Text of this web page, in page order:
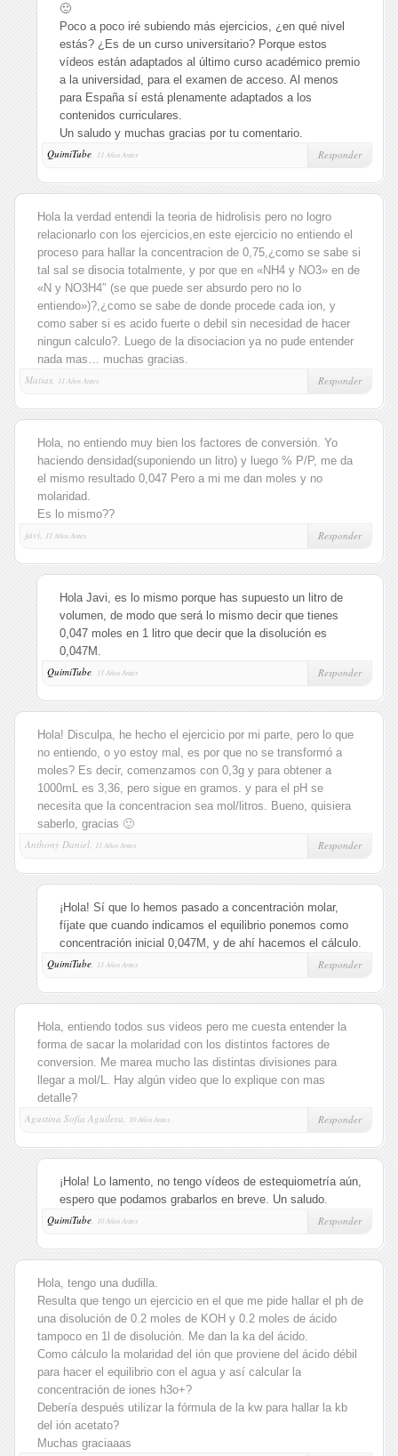
🙂
Poco a poco iré subiendo más ejercicios, ¿en qué nivel
estás? ¿Es de un curso universitario? Porque estos
vídeos están adaptados al último curso académico premio
a la universidad, para el examen de acceso. Al menos
para España sí está plenamente adaptados a los
contenidos curriculares.
Un saludo y muchas gracias por tu comentario.
QuimiTube, 11 Años Antes Responder
Hola la verdad entendi la teoria de hidrolisis pero no logro
relacionarlo con los ejercicios,en este ejercicio no entiendo el
proceso para hallar la concentracion de 0,75,¿como se sabe si
tal sal se disocia totalmente, y por que en «NH4 y NO3» en de
«N y NO3H4″ (se que puede ser absurdo pero no lo
entiendo»)?,¿como se sabe de donde procede cada ion, y
como saber si es acido fuerte o debil sin necesidad de hacer
ningun calculo?. Luego de la disociacion ya no pude entender
nada mas… muchas gracias.
Matias,
11 Años Antes Responder
Hola, no entiendo muy bien los factores de conversión. Yo
haciendo densidad(suponiendo un litro) y luego % P/P, me da
el mismo resultado 0,047 Pero a mi me dan moles y no
molaridad.
Es lo mismo??
javi,
11 Años Antes Responder
Hola Javi, es lo mismo porque has supuesto un litro de
volumen, de modo que será lo mismo decir que tienes
0,047 moles en 1 litro que decir que la disolución es
0,047M.
QuimiTube, 11 Años Antes Responder
Hola! Disculpa, he hecho el ejercicio por mi parte, pero lo que
no entiendo, o yo estoy mal, es por que no se transformó a
moles? Es decir, comenzamos con 0,3g y para obtener a
1000mL es 3,36, pero sigue en gramos. y para el pH se
necesita que la concentracion sea mol/litros. Bueno, quisiera
saberlo, gracias 🙂
Anthony Daniel,
11 Años Antes Responder
¡Hola! Sí que lo hemos pasado a concentración molar,
fíjate que cuando indicamos el equilibrio ponemos como
concentración inicial 0,047M, y de ahí hacemos el cálculo.
QuimiTube, 11 Años Antes Responder
Hola, entiendo todos sus videos pero me cuesta entender la
forma de sacar la molaridad con los distintos factores de
conversion. Me marea mucho las distintas divisiones para
llegar a mol/L. Hay algún video que lo explique con mas
detalle?
Agustina Sofía Aguilera,
10 Años Antes Responder
¡Hola! Lo lamento, no tengo vídeos de estequiometría aún,
espero que podamos grabarlos en breve. Un saludo.
QuimiTube, 10 Años Antes Responder
Hola, tengo una dudilla.
Resulta que tengo un ejercicio en el que me pide hallar el ph de
una disolución de 0.2 moles de KOH y 0.2 moles de ácido
tampoco en 1l de disolución. Me dan la ka del ácido.
Como cálculo la molaridad del ión que proviene del ácido débil
para hacer el equilibrio con el agua y así calcular la
concentración de iones h3o+?
Debería después utilizar la fórmula de la kw para hallar la kb
del ión acetato?
Muchas graciaaas